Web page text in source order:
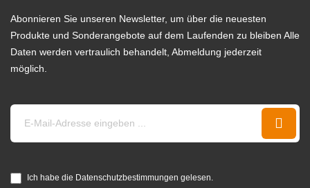
Abonnieren Sie unseren Newsletter, um über die neuesten
Produkte und Sonderangebote auf dem Laufenden zu bleiben Alle
Daten werden vertraulich behandelt, Abmeldung jederzeit
möglich.
Ich habe die Datenschutzbestimmungen gelesen.